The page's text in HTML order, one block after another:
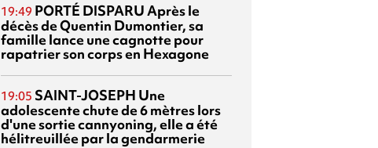
19:49 PORTÉ DISPARUAprès le
décès de Quentin Dumontier, sa
famille lance une cagnotte pour
rapatrier son corps en Hexagone
19:05 SAINT-JOSEPH Une
adolescente chute de 6 mètres lors
d'une sortie cannyoning, elle a été
hélitreuillée par la gendarmerie